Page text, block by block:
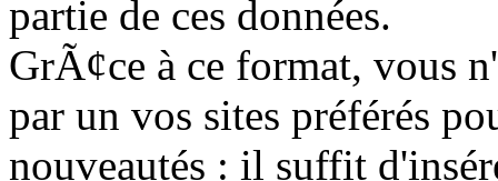
partie de ces données.
GrÃ¢ce à ce format, vous
par un vos sites préférés
nouveautés : il suffit